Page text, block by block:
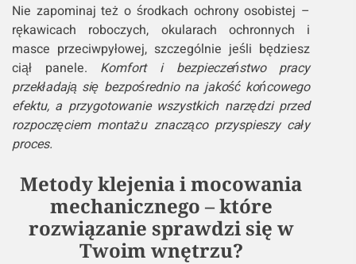
Nie zapominaj też o środkach ochrony osobistej –
rękawicach roboczych, okularach ochronnych i
masce przeciwpyłowej, szczególnie jeśli będziesz
ciął panele. Komfort i bezpieczeństwo pracy
przekładają się bezpośrednio na jakość końcowego
efektu, a przygotowanie wszystkich narzędzi przed
rozpoczęciem montażu znacząco przyspieszy cały
proces.
Metody klejenia i mocowania
mechanicznego – które
rozwiązanie sprawdzi się w
Twoim wnętrzu?